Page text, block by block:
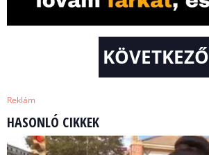
KÖVETKEZŐ
Reklám
HASONLÓ CIKKEK